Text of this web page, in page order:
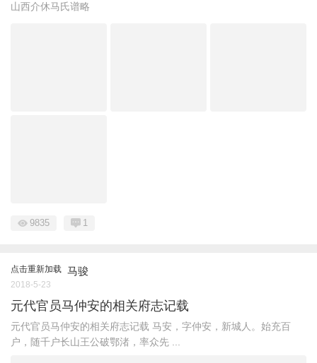
山西介休马氏谱略
9835 1
点击重新加载 马骏
2018-5-23
元代官员马仲安的相关府志记载
元代官员马仲安的相关府志记载 马安，字仲安，新城人。始充百
户，随千户长山王公破鄂渚，率众先 ...